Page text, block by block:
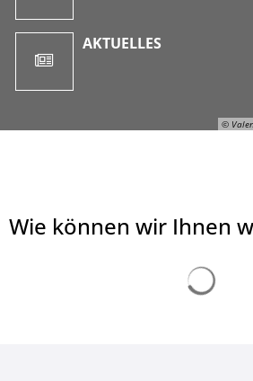
©
AKTUELLES
Wie können wir Ihnen